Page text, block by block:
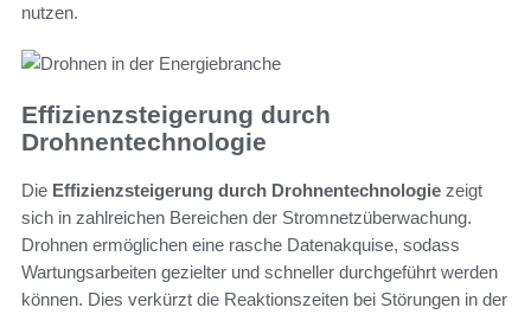
nutzen.
Effizienzsteigerung durch
Drohnentechnologie
Die Effizienzsteigerung durch Drohnentechnologie zeigt
sich in zahlreichen Bereichen der Stromnetzüberwachung.
Drohnen ermöglichen eine rasche Datenakquise, sodass
Wartungsarbeiten gezielter und schneller durchgeführt werden
können. Dies verkürzt die Reaktionszeiten bei Störungen in der